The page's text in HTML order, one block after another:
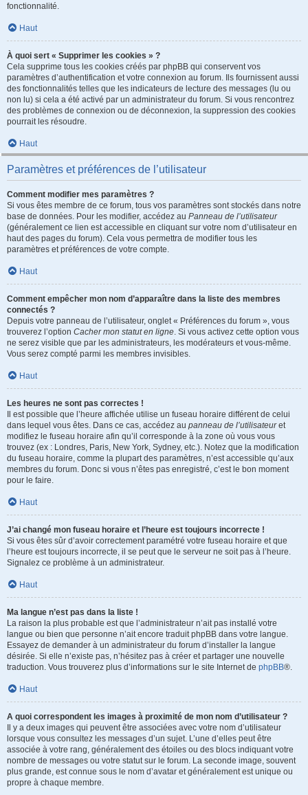
fonctionnalité.
Haut
À quoi sert « Supprimer les cookies » ?
Cela supprime tous les cookies créés par phpBB qui conservent vos
paramètres d’authentification et votre connexion au forum. Ils fournissent aussi
des fonctionnalités telles que les indicateurs de lecture des messages (lu ou
non lu) si cela a été activé par un administrateur du forum. Si vous rencontrez
des problèmes de connexion ou de déconnexion, la suppression des cookies
pourrait les résoudre.
Haut
Paramètres et préférences de l’utilisateur
Comment modifier mes paramètres ?
Si vous êtes membre de ce forum, tous vos paramètres sont stockés dans notre
base de données. Pour les modifier, accédez au Panneau de l’utilisateur
(généralement ce lien est accessible en cliquant sur votre nom d’utilisateur en
haut des pages du forum). Cela vous permettra de modifier tous les
paramètres et préférences de votre compte.
Haut
Comment empêcher mon nom d’apparaître dans la liste des membres
connectés ?
Depuis votre panneau de l’utilisateur, onglet « Préférences du forum », vous
trouverez l’option Cacher mon statut en ligne. Si vous activez cette option vous
ne serez visible que par les administrateurs, les modérateurs et vous-même.
Vous serez compté parmi les membres invisibles.
Haut
Les heures ne sont pas correctes !
Il est possible que l’heure affichée utilise un fuseau horaire différent de celui
dans lequel vous êtes. Dans ce cas, accédez au panneau de l’utilisateuret
modifiez le fuseau horaire afin qu’il corresponde à la zone où vous vous
trouvez (ex : Londres, Paris, New York, Sydney, etc.). Notez que la modification
du fuseau horaire, comme la plupart des paramètres, n’est accessible qu’aux
membres du forum. Donc si vous n’êtes pas enregistré, c’est le bon moment
pour le faire.
Haut
J’ai changé mon fuseau horaire et l’heure est toujours incorrecte !
Si vous êtes sûr d’avoir correctement paramétré votre fuseau horaire et que
l’heure est toujours incorrecte, il se peut que le serveur ne soit pas à l’heure.
Signalez ce problème à un administrateur.
Haut
Ma langue n’est pas dans la liste !
La raison la plus probable est que l’administrateur n’ait pas installé votre
langue ou bien que personne n’ait encore traduit phpBB dans votre langue.
Essayez de demander à un administrateur du forum d’installer la langue
désirée. Si elle n’existe pas, n’hésitez pas à créer et partager une nouvelle
traduction. Vous trouverez plus d’informations sur le site Internet de phpBB®.
Haut
A quoi correspondent les images à proximité de mon nom d’utilisateur ?
Il y a deux images qui peuvent être associées avec votre nom d’utilisateur
lorsque vous consultez les messages d’un sujet. L’une d’elles peut être
associée à votre rang, généralement des étoiles ou des blocs indiquant votre
nombre de messages ou votre statut sur le forum. La seconde image, souvent
plus grande, est connue sous le nom d’avatar et généralement est unique ou
propre à chaque membre.